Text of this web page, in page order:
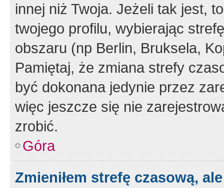
innej niż Twoja. Jeżeli tak jest,
twojego profilu, wybierając
obszaru (np Berlin, Bruksela,
Pamiętaj, że zmiana strefy
być dokonana jedynie przez
więc jeszcze się nie
zrobić.
Góra
Zmieniłem strefę czasową,